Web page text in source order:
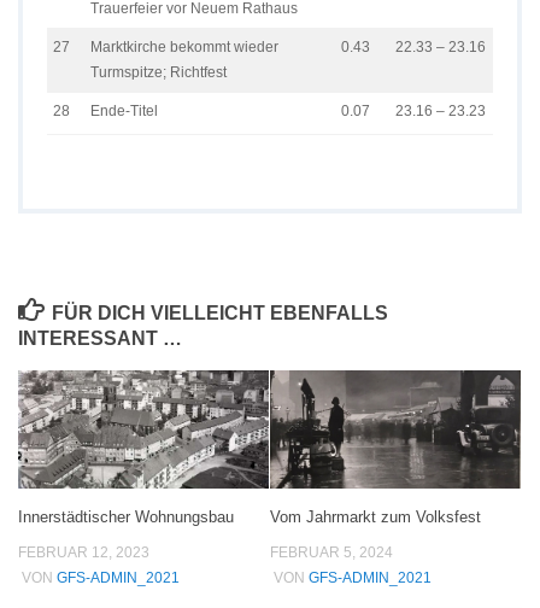
Trauerfeier vor Neuem Rathaus
27
Marktkirche bekommt wieder
Turmspitze; Richtfest
0.43 22.33 – 23.16
28 Ende-Titel 0.07 23.16 – 23.23
FÜR DICH VIELLEICHT EBENFALLS
INTERESSANT …
Innerstädtischer Wohnungsbau
FEBRUAR 12, 2023
VON GFS-ADMIN_2021
Vom Jahrmarkt zum Volksfest
FEBRUAR 5, 2024
VON GFS-ADMIN_2021